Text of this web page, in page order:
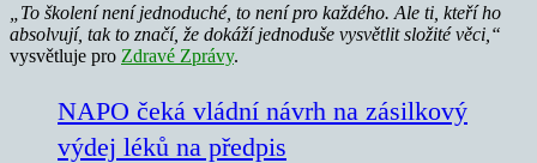
„To školení není jednoduché, to není pro každého. Ale ti, kteří ho
absolvují, tak to značí, že dokáží jednoduše vysvětlit složité věci,“
vysvětluje pro Zdravé Zprávy.
NAPO čeká vládní návrh na zásilkový
výdej léků na předpis